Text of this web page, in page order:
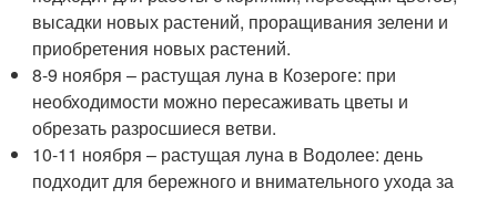
высадки новых растений, проращивания зелени и
приобретения новых растений.
8-9 ноября – растущая луна в Козероге: при
необходимости можно пересаживать цветы и
обрезать разросшиеся ветви.
10-11 ноября – растущая луна в Водолее: день
подходит для бережного и внимательного ухода за